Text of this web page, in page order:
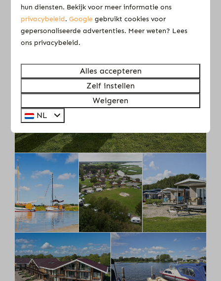
hun diensten. Bekijk voor meer informatie ons
privacybeleid.Google gebruikt cookies voor
gepersonaliseerde advertenties. Meer weten? Lees
ons privacybeleid.
Alles accepteren
Zelf instellen
Weigeren
NL